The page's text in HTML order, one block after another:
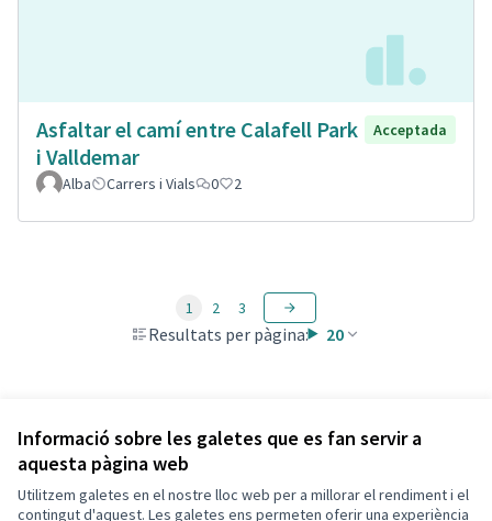
Informació sobre les galetes que es fan servir a
aquesta pàgina web
Utilitzem galetes en el nostre lloc web per a millorar el rendiment i el
contingut d'aquest. Les galetes ens permeten oferir una experiència
Asfaltar el camí entre Calafell Park
i Valldemar
Acceptada
Alba Carrers i Vials 0 2
Resultats per pàgina: 20
1 2 3
Veure totes les propostes retirades
Termes i condicions d'ús